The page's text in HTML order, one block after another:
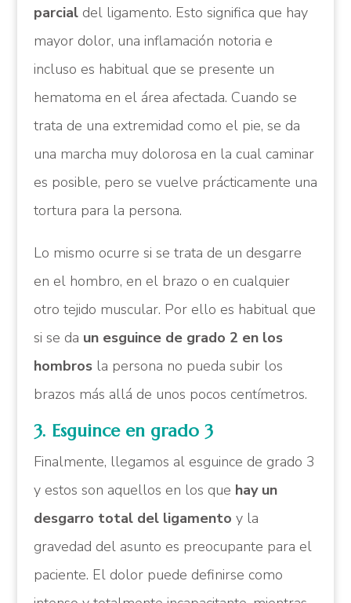
parcialdel ligamento. Esto significa que hay
mayor dolor, una inflamación notoria e
incluso es habitual que se presente un
hematoma en el área afectada. Cuando se
trata de una extremidad como el pie, se da
una marcha muy dolorosa en la cual caminar
es posible, pero se vuelve prácticamente una
tortura para la persona.
Lo mismo ocurre si se trata de un desgarre
en el hombro, en el brazo o en cualquier
otro tejido muscular. Por ello es habitual que
si se da un esguince de grado 2 en los
hombrosla persona no pueda subir los
brazos más allá de unos pocos centímetros.
3. Esguince en grado 3
Finalmente, llegamos al esguince de grado 3
y estos son aquellos en los que hay un
desgarro total del ligamento y la
gravedad del asunto es preocupante para el
paciente. El dolor puede definirse como